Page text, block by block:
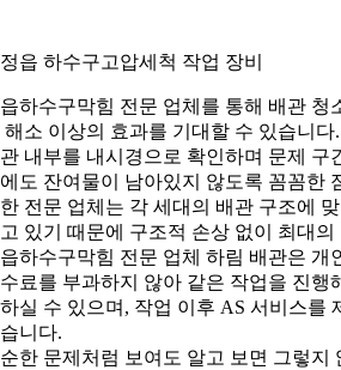
읍 하수구고압세척 작업 장비
하수구막힘 전문 업체를 통해 배관 청
해소 이상의 효과를 기대할 수 있습니다.
내부를 내시경으로 확인하며 문제 구
도 잔여물이 남아있지 않도록 꼼꼼한
전문 업체는 각 세대의 배관 구조에
있기 때문에 구조적 손상 없이 최대
하수구막힘 전문 업체 하림 배관은 개
료를 부과하지 않아 같은 작업을 진행
실 수 있으며, 작업 이후 AS 서비스를
니다.
한 문제처럼 보여도 알고 보면 그렇지